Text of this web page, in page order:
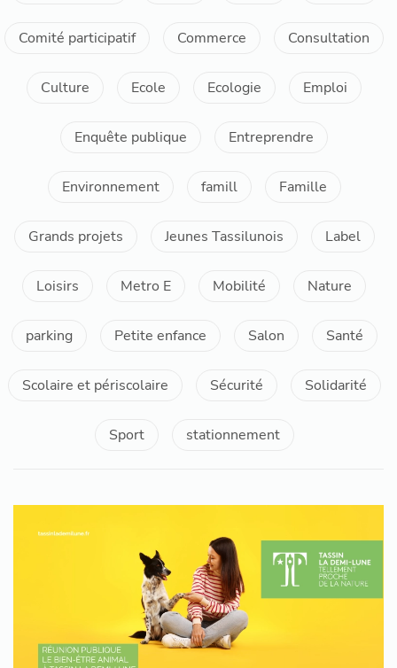
Comité participatif Commerce Consultation
Culture Ecole Ecologie Emploi
Enquête publique Entreprendre
Environnement famill Famille
Grands projets Jeunes Tassilunois Label
Loisirs Metro E Mobilité Nature
parking Petite enfance Salon Santé
Scolaire et périscolaire Sécurité Solidarité
Sport stationnement